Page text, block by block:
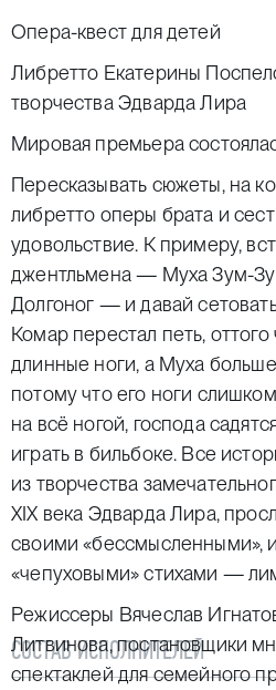
Опера-квест для детей
Либретто Екатерины
творчества Эдварда Лира
Мировая премьера
Пересказывать сюжеты, на
либретто оперы брата и
удовольствие. К примеру,
джентльмена — Муха Зум-
Долгоног — и давай
Комар перестал петь,
длинные ноги, а Муха
потому что его ноги
на всё ногой, господа
играть в бильбоке. Все
из творчества
XIX века Эдварда Лира,
своими «бессмысленными»,
«чепуховыми» стихами —
Режиссеры Вячеслав
Литвинова, постановщики
спектаклей для семейного
СОСТАВ ИСПОЛНИТЕЛЕЙ